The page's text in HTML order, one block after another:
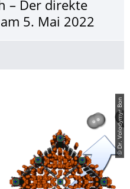
– Der direkte
5. Mai 2022
© Dr. Volodymyr Bon